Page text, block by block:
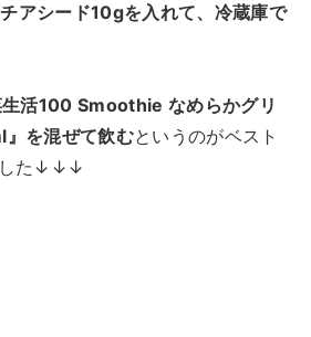
アシード10gを入れて、冷蔵庫で
活100 Smoothie なめらかグリ
を混ぜて飲むというのがベスト
した↓↓↓